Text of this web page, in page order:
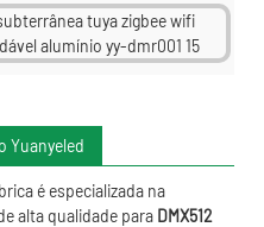
Yuanyeled
é especializada na
alta qualidade para DMX512